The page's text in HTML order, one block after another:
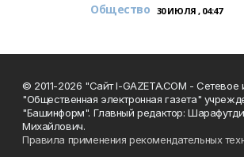
Общество 30 ИЮЛЯ , 04:47
© 2011-2026 "Сайт I-GAZETA.COM - Сетевое
"Общественная электронная газета"
"Башинформ". Главный редактор:
Михайлович.
Правила применения рекомендательных